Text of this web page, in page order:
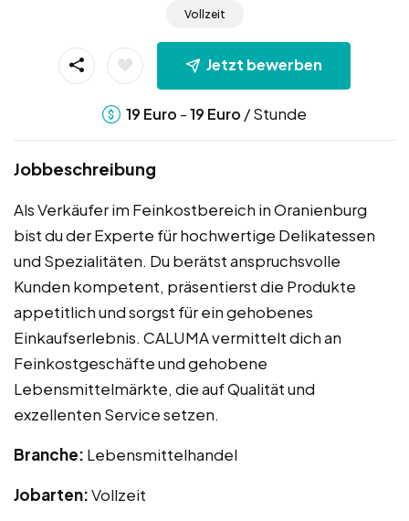
Vollzeit
Jetzt bewerben
19 Euro -19 Euro / Stunde
Jobbeschreibung
Als Verkäufer im Feinkostbereich in Oranienburg
bist du der Experte für hochwertige Delikatessen
und Spezialitäten. Du berätst anspruchsvolle
Kunden kompetent, präsentierst die Produkte
appetitlich und sorgst für ein gehobenes
Einkaufserlebnis. CALUMA vermittelt dich an
Feinkostgeschäfte und gehobene
Lebensmittelmärkte, die auf Qualität und
exzellenten Service setzen.
Branche: Lebensmittelhandel
Jobarten:Vollzeit